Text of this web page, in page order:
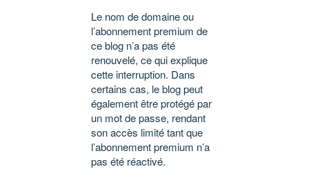
Le nom de domaine ou
l’abonnement premium de
ce blog n’a pas été
renouvelé, ce qui explique
cette interruption. Dans
certains cas, le blog peut
également être protégé par
un mot de passe, rendant
son accès limité tant que
l’abonnement premium n’a
pas été réactivé.